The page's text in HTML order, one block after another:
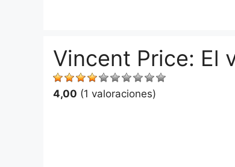
Vincent Price: El
4,00 (1 valoraciones)